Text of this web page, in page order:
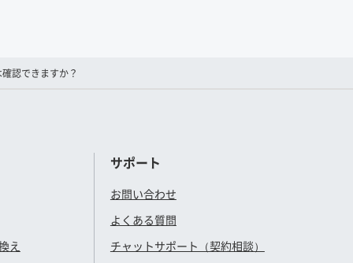
認できますか？
え
サポート
お問い合わせ
よくある質問
チャットサポート（契約相談）